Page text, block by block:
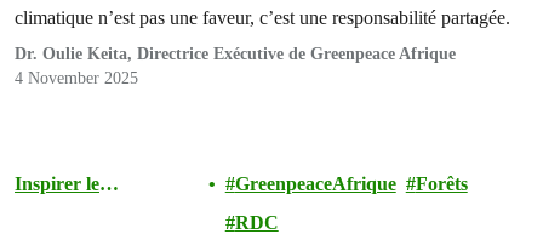
climatique n’est pas une faveur, c’est une responsabilité partagée.
Dr. Oulie Keita, Directrice Exécutive de Greenpeace Afrique
4 November 2025
Inspirer le
GreenpeaceAfrique
Forêts
RDC